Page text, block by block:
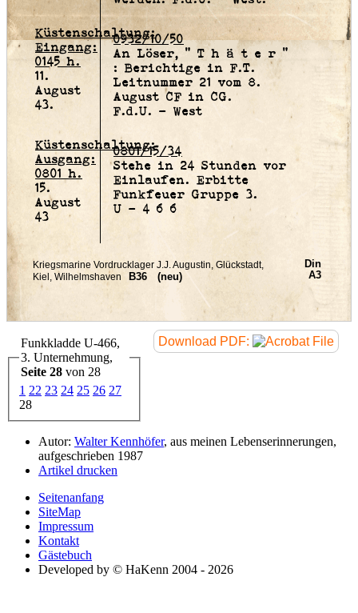
Küstenschaltung:
Eingang:
0145 h.
11.
August
43.
0932/10/50
An Löser, " T h ä t e r "
: Berichtige in F.T.
Leitnummer 21 vom 8.
August CF in CG.
F.d.U. - West
Küstenschaltung:
Ausgang:
0801 h.
15.
August
43
0801/15/34
Stehe in 24 Stunden vor
Einlaufen. Erbitte
Funkfeuer Gruppe 3.
U - 4 6 6
Download PDF:
Funkkladde U-466,
3. Unternehmung,
Seite 28 von 28
1 22 23 24 25 26 27
28
Autor: Walter Kennhöfer, aus meinen Lebenserinnerungen,
aufgeschrieben 1987
Artikel drucken
Seitenanfang
SiteMap
Impressum
Kontakt
Gästebuch
Developed by © HaKenn 2004 - 2026